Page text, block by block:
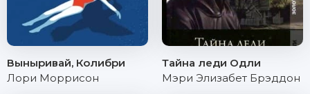
Выныривай, Колибри
Лори Моррисон
Тайна леди Одли
Мэри Элизабет Брэддон